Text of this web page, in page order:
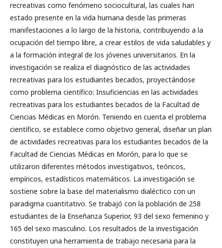
recreativas como fenómeno sociocultural, las cuales han
estado presente en la vida humana desde las primeras
manifestaciones a lo largo de la historia, contribuyendo a la
ocupación del tiempo libre, a crear estilos de vida saludables y
a la formación integral de los jóvenes universitarios. En la
investigación se realiza el diagnóstico de las actividades
recreativas para los estudiantes becados, proyectándose
como problema científico: Insuficiencias en las actividades
recreativas para los estudiantes becados de la Facultad de
Ciencias Médicas en Morón. Teniendo en cuenta el problema
científico, se establece como objetivo general, diseñar un plan
de actividades recreativas para los estudiantes becados de la
Facultad de Ciencias Médicas en Morón, para lo que se
utilizaron diferentes métodos investigativos, teóricos,
empíricos, estadísticos matemáticos. La investigación se
sostiene sobre la base del materialismo dialéctico con un
paradigma cuantitativo. Se trabajó con la población de 258
estudiantes de la Enseñanza Superior, 93 del sexo femenino y
165 del sexo masculino. Los resultados de la investigación
constituyen una herramienta de trabajo necesaria para la